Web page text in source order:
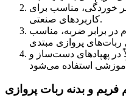
خوردگی، مناسب برای
کاربردهای صنعتی.
در برابر ضربه، مناسب
در پهپادهای دست‌ساز و
و بدنه ربات پروازی